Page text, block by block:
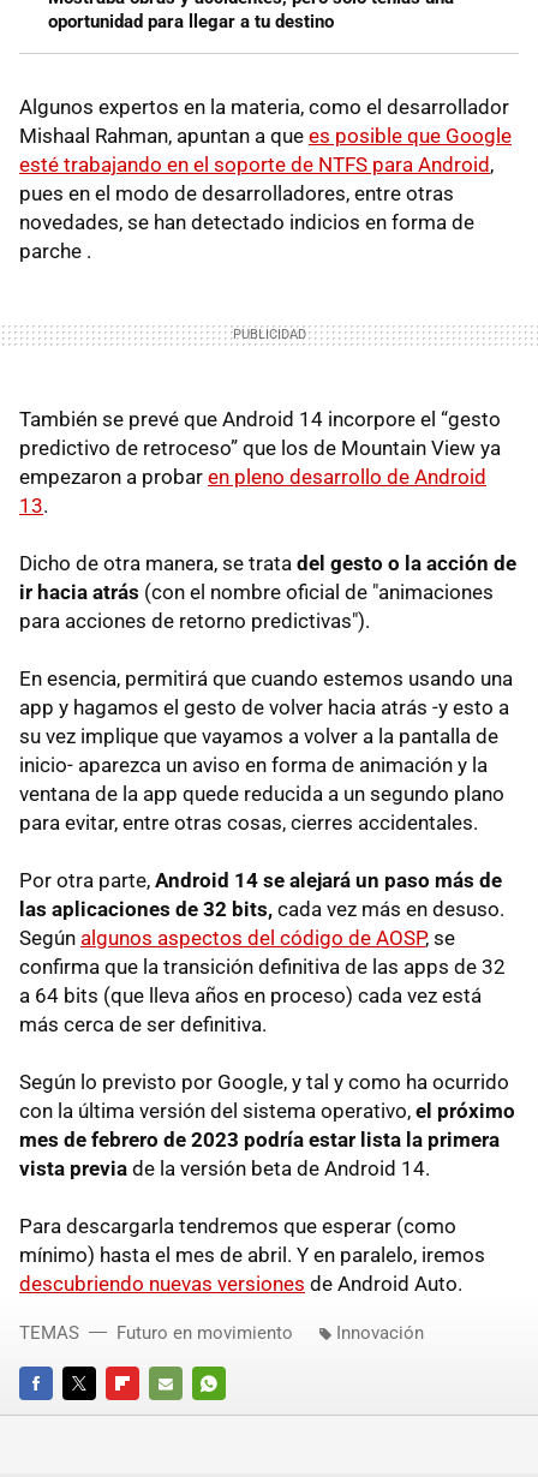
oportunidad para llegar a tu destino
Algunos expertos en la materia, como el desarrollador
Mishaal Rahman, apuntan a que es posible que Google
esté trabajando en el soporte de NTFS para Android ,
pues en el modo de desarrolladores, entre otras
novedades, se han detectado indicios en forma de
parche .
También se prevé que Android 14 incorpore el “gesto
predictivo de retroceso” que los de Mountain View ya
empezaron a probar en pleno desarrollo de Android
13.
Dicho de otra manera, se trata del gesto o la acción de
ir hacia atrás (con el nombre oficial de "animaciones
para acciones de retorno predictivas").
En esencia, permitirá que cuando estemos usando una
app y hagamos el gesto de volver hacia atrás -y esto a
su vez implique que vayamos a volver a la pantalla de
inicio- aparezca un aviso en forma de animación y la
ventana de la app quede reducida a un segundo plano
para evitar, entre otras cosas, cierres accidentales.
Por otra parte, Android 14 se alejará un paso más de
las aplicaciones de 32 bits, cada vez más en desuso.
Según algunos aspectos del código de AOSP, se
confirma que la transición definitiva de las apps de 32
a 64 bits (que lleva años en proceso) cada vez está
más cerca de ser definitiva.
Según lo previsto por Google, y tal y como ha ocurrido
con la última versión del sistema operativo, el próximo
mes de febrero de 2023 podría estar lista la primera
vista previa de la versión beta de Android 14.
Para descargarla tendremos que esperar (como
mínimo) hasta el mes de abril. Y en paralelo, iremos
descubriendo nuevas versiones de Android Auto.
FACEBOOKTWITTERFLIPBOARD
E-
WHATSAPP
TEMAS Futuro en movimiento Innovación